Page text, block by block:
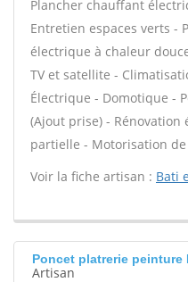
Plancher chauffant
Entretien espaces verts -
électrique à chaleur
TV et satellite -
Électrique - Domotique -
(Ajout prise) -
partielle - Motorisation
Voir la fiche artisan : Bati
Poncet platrerie peinture
Artisan